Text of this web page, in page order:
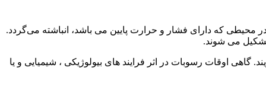
که دارای فشار و حرارت پایین می باشد، انباشته می‌گردد.
می شوند.
اوقات رسوبات در اثر فرایند های بیولوژیکی ، شیمیایی و یا